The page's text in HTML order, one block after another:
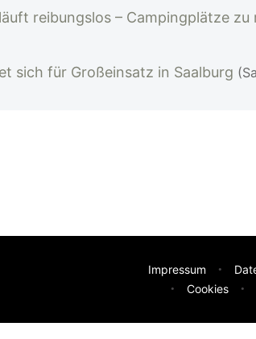
reibungslos – Campingplätze
sich für Großeinsatz in Saalburg
Impressum
Cookies